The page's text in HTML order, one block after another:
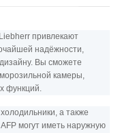
привлекают
надёжности,
Вы сможете
камеры,
функций.
а также
могут иметь наружную